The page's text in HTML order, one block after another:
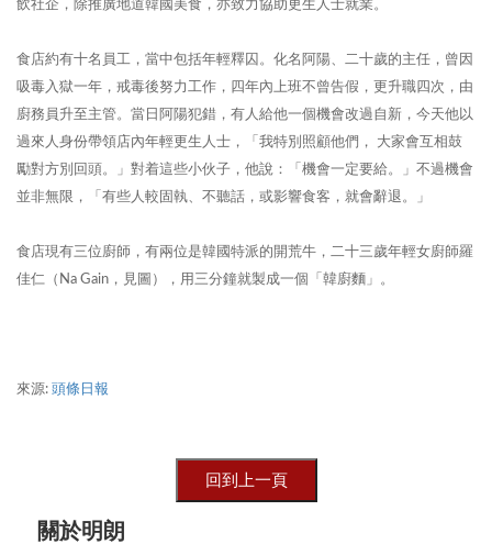
飲社企，除推廣地道韓國美食，亦致力協助更生人士就業。
食店約有十名員工，當中包括年輕釋囚。化名阿陽、二十歲的主任，曾因
吸毒入獄一年，戒毒後努力工作，四年內上班不曾告假，更升職四次，由
廚務員升至主管。當日阿陽犯錯，有人給他一個機會改過自新，今天他以
過來人身份帶領店內年輕更生人士，「我特別照顧他們， 大家會互相鼓
勵對方別回頭。」對着這些小伙子，他說：「機會一定要給。」不過機會
並非無限，「有些人較固執、不聽話，或影響食客，就會辭退。」
食店現有三位廚師，有兩位是韓國特派的開荒牛，二十三歲年輕女廚師羅
佳仁（Na Gain，見圖），用三分鐘就製成一個「韓廚麵」。
來源: 頭條日報
關於明朗